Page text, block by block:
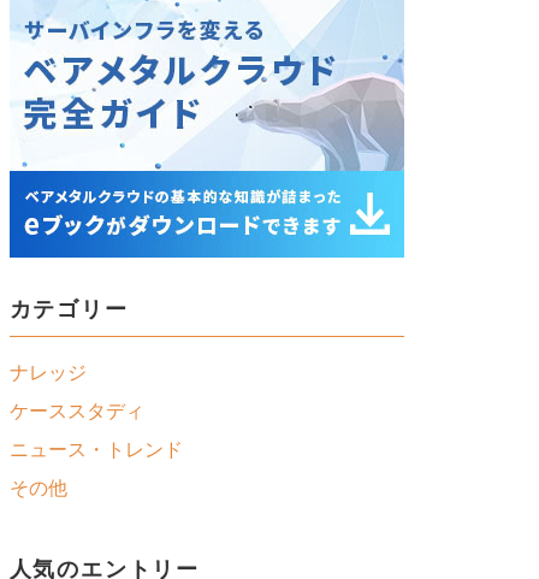
他社クラウドサービスとの比較
カテゴリー
ナレッジ
ケーススタディ
ニュース・トレンド
その他
人気のエントリー